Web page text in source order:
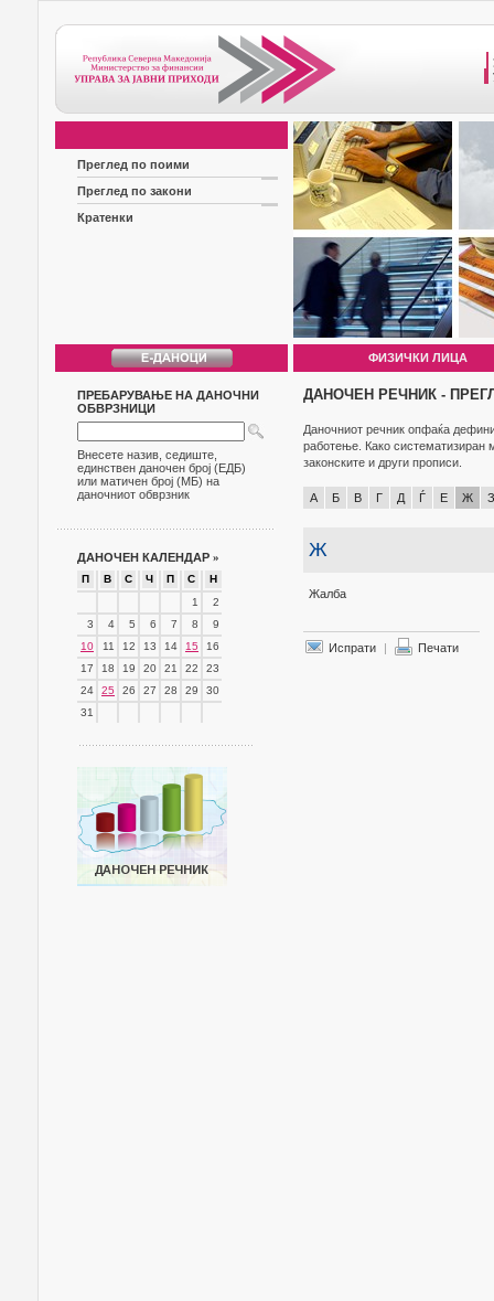
Преглед по поими
Преглед по закони
Кратенки
ФИЗИЧКИ ЛИЦА
ПРЕБАРУВАЊЕ НА ДАНОЧНИ
ОБВРЗНИЦИ
Внесете назив, седиште,
единствен даночен број (ЕДБ)
или матичен број (МБ) на
даночниот обврзник
ДАНОЧЕН КАЛЕНДАР »
П В С Ч П С
Н
1
2
3
4 5 6 7 8
9
10
11 12 13 14 15
16
17
18 19 20 21 22
23
24
25 26 27 28 29
30
31
ДАНОЧЕН РЕЧНИК -
Даночниот речник опфаќа
работење. Како систематизиран
законските и други прописи.
А Б В Г Д Ѓ Е Ж З
Ж
Жалба
Испрати | Печати